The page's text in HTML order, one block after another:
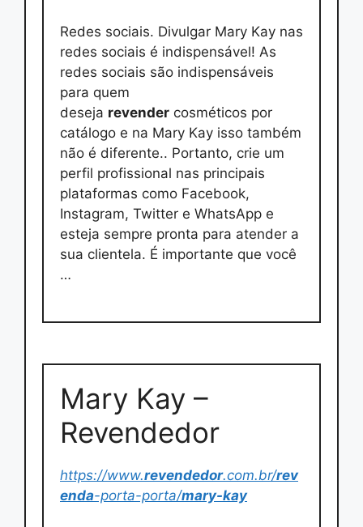
Redes sociais. Divulgar Mary Kay nas
redes sociais é indispensável! As
redes sociais são indispensáveis
para quem
deseja revender cosméticos por
catálogo e na Mary Kay isso também
não é diferente.. Portanto, crie um
perfil profissional nas principais
plataformas como Facebook,
Instagram, Twitter e WhatsApp e
esteja sempre pronta para atender a
sua clientela. É importante que você
…
Mary Kay –
Revendedor
https://www.revendedor.com.br/rev
enda-porta-porta/mary-kay